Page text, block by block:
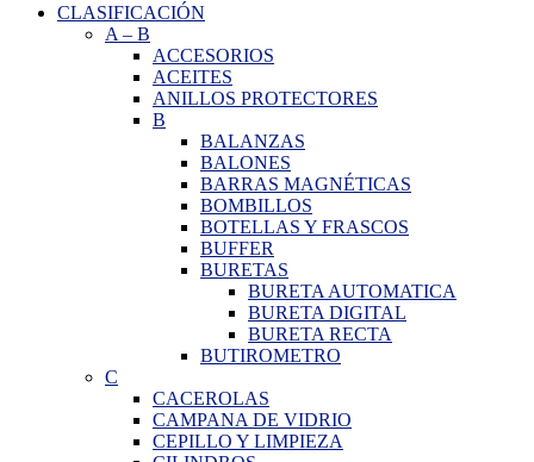
CLASIFICACIÓN
A – B
ACCESORIOS
ACEITES
ANILLOS PROTECTORES
B
BALANZAS
BALONES
BARRAS MAGNÉTICAS
BOMBILLOS
BOTELLAS Y FRASCOS
BUFFER
BURETAS
BURETA AUTOMATICA
BURETA DIGITAL
BURETA RECTA
BUTIROMETRO
C
CACEROLAS
CAMPANA DE VIDRIO
CEPILLO Y LIMPIEZA